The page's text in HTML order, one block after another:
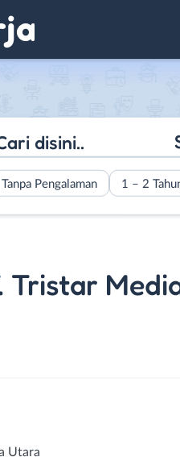
Tanpa Pengalaman 1 – 2
Tristar
Utara